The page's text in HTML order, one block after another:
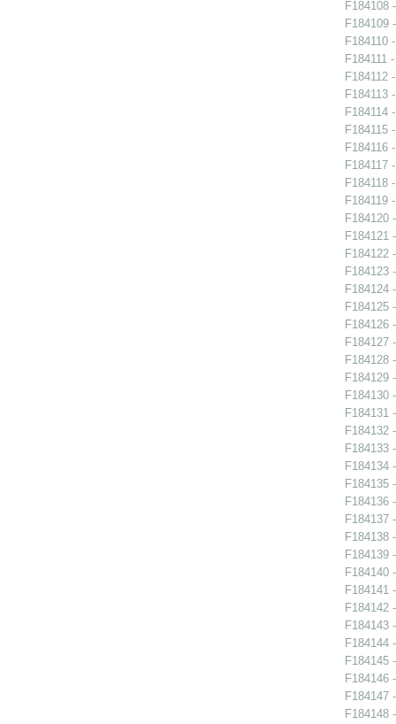
F184108
F184109
F184110
F184111
F184112
F184113
F184114
F184115
F184116
F184117
F184118
F184119
F184120
F184121
F184122
F184123
F184124
F184125
F184126
F184127
F184128
F184129
F184130
F184131
F184132
F184133
F184134
F184135
F184136
F184137
F184138
F184139
F184140
F184141
F184142
F184143
F184144
F184145
F184146
F184147
F184148